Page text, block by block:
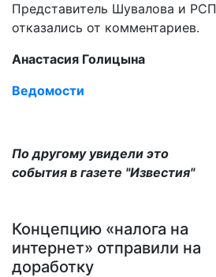
Представитель Шувалова и РСП
отказались от комментариев.
Анастасия Голицына
Ведомости
По другому увидели это
события в газете "Известия"
Концепцию «налога на
интернет» отправили на
доработку